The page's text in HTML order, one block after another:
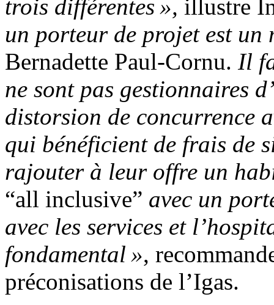
trois différentes », illustre
un porteur de projet est
Bernadette Paul-Cornu. Il
ne sont pas gestionnaires
distorsion de concurrence
qui bénéficient de frais de
rajouter à leur offre un
“all inclusive” avec un
avec les services et
fondamental »,
préconisations de l’Igas.